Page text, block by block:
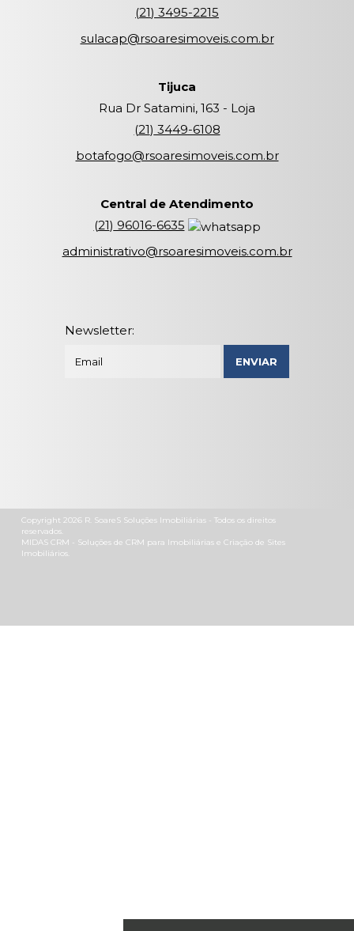
(21) 3495-2215
sulacap@rsoaresimoveis.com.br
Tijuca
Rua Dr Satamini, 163 - Loja
(21) 3449-6108
botafogo@rsoaresimoveis.com.br
Central de Atendimento
(21) 96016-6635
administrativo@rsoaresimoveis.com.br
Newsletter:
Copyright 2026 R. SoareS Soluções Imobiliárias - Todos os direitos
reservados.
MIDAS CRM - Soluções de CRM para Imobiliárias e Criação de Sites
Imobiliários